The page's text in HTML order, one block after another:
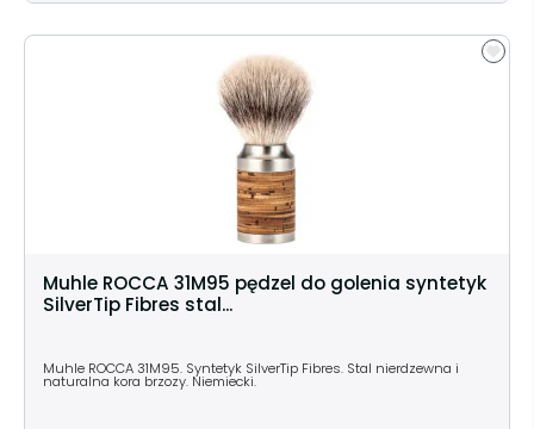
Muhle ROCCA 31M95 pędzel do golenia syntetyk
SilverTip Fibres stal...
Muhle ROCCA 31M95. Syntetyk SilverTip Fibres. Stal nierdzewna i
naturalna kora brzozy. Niemiecki.